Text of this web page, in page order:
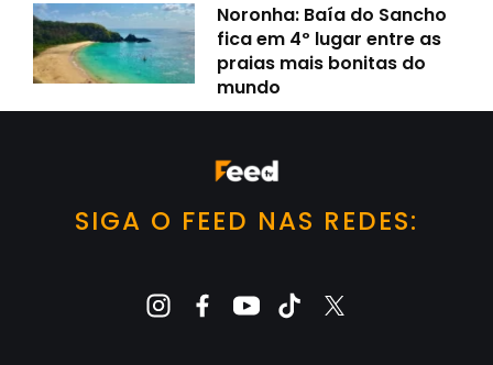
Noronha: Baía do Sancho
fica em 4º lugar entre as
praias mais bonitas do
mundo
SIGA O FEED NAS REDES: